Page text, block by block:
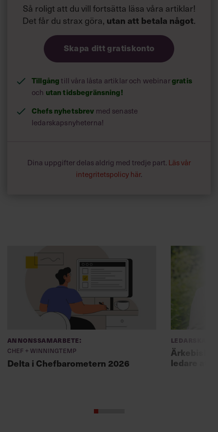
Så roligt att du vill fortsätta läsa våra artiklar!
Det får du strax göra, utan att betala något.
Skapa ditt gratiskonto
Tillgång till våra låsta artiklar och webinargratis
och utan tidsbegränsning!
Chefs nyhetsbrev med senaste
ledarskapsnyheterna!
Dina uppgifter delas aldrig med tredje part. Läs vår
integritetspolicy här.
Annonssamarbete:
Chef + Winningtemp
Delta i Chefbarometern 2026
Ledarskap
ledare att